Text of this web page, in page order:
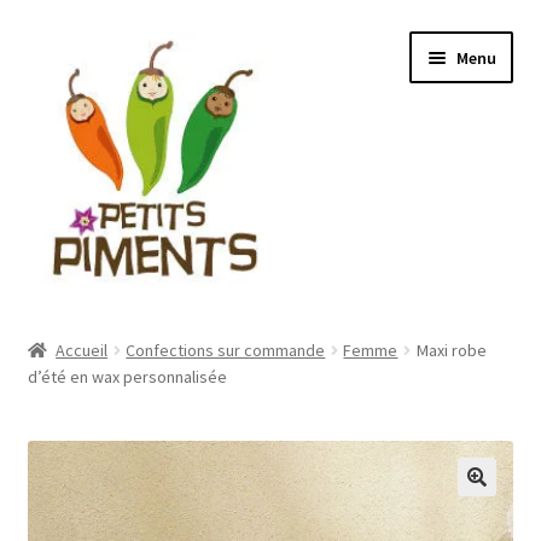
navigation
contenu
Menu
Boutique sur confection
enfant
Vente de tissus
Ouvrir
le
menu
enfant
Mon compte
Ouvrir
Accueil Confections sur commande Femme
Maxi robe
d’été en wax personnalisée